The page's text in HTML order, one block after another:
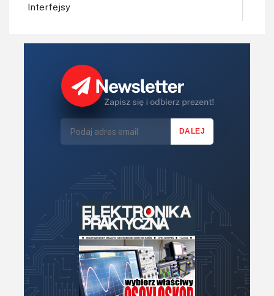
Interfejsy
Koła Naukowe
LED/LCD/OLED
Mechatronika
Optoelektronika
PCB/Montaż
Podstawy elektroniki
Podzespoły bierne